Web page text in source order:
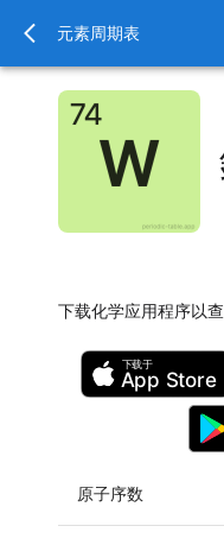
元素周期表
下载化学应用程序以
下载于
App Store
原子序数